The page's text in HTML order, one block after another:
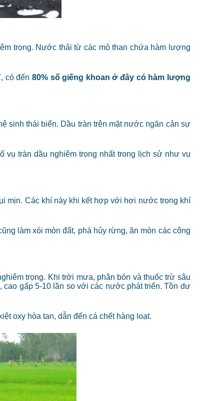
trọng. Nước thải từ các mỏ than chứa hàm lượng
có đến 80% số giếng khoan ở đây có hàm lượng
sinh thái biển. Dầu tràn trên mặt nước ngăn cản sự
tràn dầu nghiêm trọng nhất trong lịch sử như vụ
mịn. Các khí này khi kết hợp với hơi nước trong khí
làm xói mòn đất, phá hủy rừng, ăn mòn các công
trọng. Khi trời mưa, phân bón và thuốc trừ sâu
, cao gấp 5-10 lần so với các nước phát triển. Tồn dư
oxy hòa tan, dẫn đến cá chết hàng loạt.